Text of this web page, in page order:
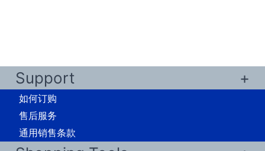
Support
如何订购
售后服务
通用销售条款